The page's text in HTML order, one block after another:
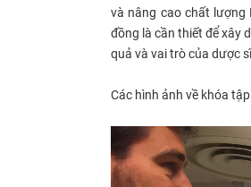
và nâng cao chất lượng
đồng là cần thiết để xây
quả và vai trò của dược
Các hình ảnh về khóa